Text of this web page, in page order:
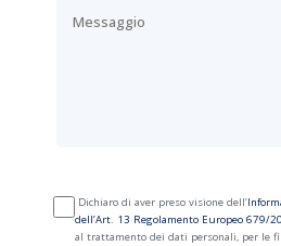
Dichiaro di aver preso visione dell’
dell’Art. 13 Regolamento Europeo 679/
al trattamento dei dati personali, per le